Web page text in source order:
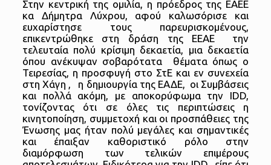
Στην κεντρική της ομιλία, η πρόεδρος της ΕΑΕΕ
κα Δήμητρα Λύχρου, αφού καλωσόρισε και
ευχαρίστησε τους παρευρισκομένους,
επικεντρώθηκε στη δράση της ΕΕΑΕ την
τελευταία πολύ κρίσιμη δεκαετία, μια δεκαετία
όπου ανέκυψαν σοβαρότατα θέματα όπως ο
Τειρεσίας, η προσφυγή στο ΣτΕ και εν συνεχεία
στη Χάγη , η δημιουργία της ΕΑΔΕ, οι Συμβάσεις
και πολλά ακόμη, με αποκορύφωμα την IDD,
τονίζοντας ότι σε όλες τις περιπτώσεις η
κινητοποίηση, συμμετοχή και οι προσπάθειες της
Ένωσης μας ήταν πολύ μεγάλες και σημαντικές
και έπαιξαν καθοριστικό ρόλο στην
διαμόρφωση των τελικών επιμέρους